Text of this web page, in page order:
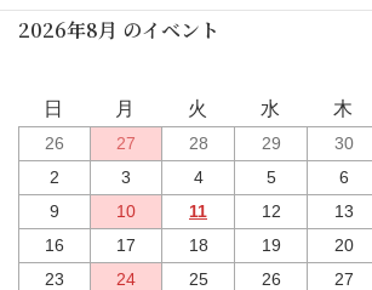
2026年8月 のイベント
日 月 火 水 木
26 27 28 29 30
2
3 4 5 6
9
10 11 12 13
16
17 18 19 20
23
24 25 26 27